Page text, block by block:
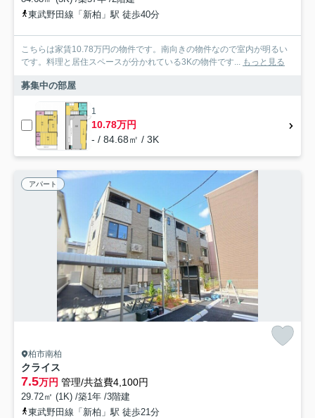
東武野田線「新柏」駅 徒歩40分
こちらは家賃10.78万円の物件です。南向きの物件なので室内が明るい
です。料理と居住スペースが分かれている3Kの物件です...
もっと見る
募集中の部屋
1
10.78万円
- / 84.68㎡ / 3K
アパート
柏市南柏
クライス
7.5万円 管理/共益費4,100円
29.72㎡ (1K) /築1年 /3階建
東武野田線「新柏」駅 徒歩21分